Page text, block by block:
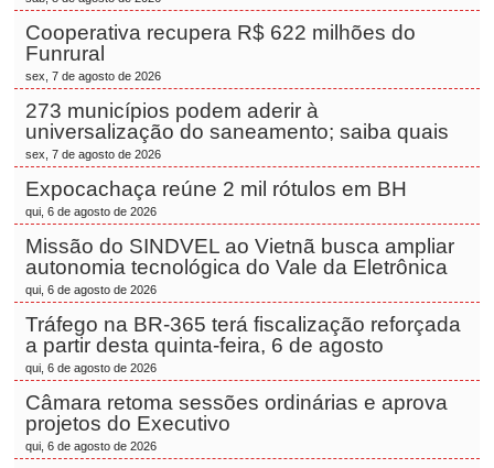
Cooperativa recupera R$ 622 milhões do
Funrural
sex, 7 de agosto de 2026
273 municípios podem aderir à
universalização do saneamento; saiba quais
sex, 7 de agosto de 2026
Expocachaça reúne 2 mil rótulos em BH
qui, 6 de agosto de 2026
Missão do SINDVEL ao Vietnã busca ampliar
autonomia tecnológica do Vale da Eletrônica
qui, 6 de agosto de 2026
Tráfego na BR-365 terá fiscalização reforçada
a partir desta quinta-feira, 6 de agosto
qui, 6 de agosto de 2026
Câmara retoma sessões ordinárias e aprova
projetos do Executivo
qui, 6 de agosto de 2026